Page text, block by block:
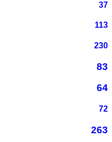
37
113
230
83
64
72
263